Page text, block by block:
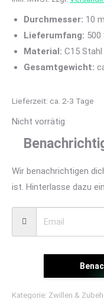
Durchmesser: 10
Lieferumfang: 500
Material: C15 Stahl
Gesamtgewicht:
Lieferzeit: ca. 2-3 Tage
Nicht vorrätig
Wir benachrichtigen
ist. Hinterlasse dazu
Kategorie: Zwillen &